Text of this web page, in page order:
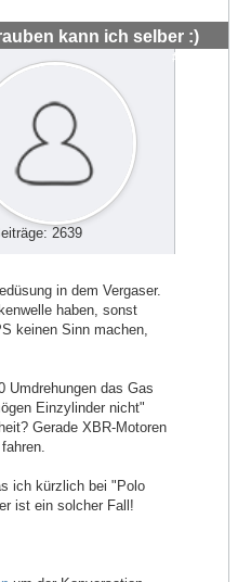
kann ich selber :)
#48558
2639
in dem Vergaser.
haben, sonst
keinen Sinn machen,
Umdrehungen das Gas
Einzylinder nicht"
Gerade XBR-Motoren
ich kürzlich bei "Polo
ist ein solcher Fall!